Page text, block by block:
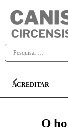
ACREDITAR
O